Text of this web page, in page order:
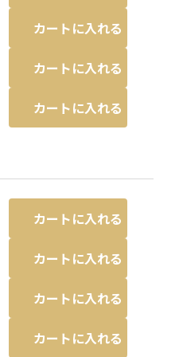
カートに入れる
カートに入れる
カートに入れる
カートに入れる
カートに入れる
カートに入れる
カートに入れる